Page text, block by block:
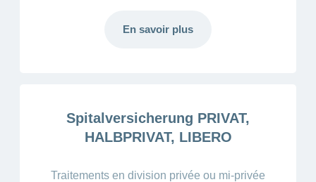
En savoir plus
Spitalversicherung PRIVAT,
HALBPRIVAT, LIBERO
Traitements en division privée ou mi-privée